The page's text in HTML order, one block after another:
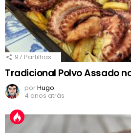
97 Partilhas
Tradicional Polvo Assado
porHugo
4 anos atrás